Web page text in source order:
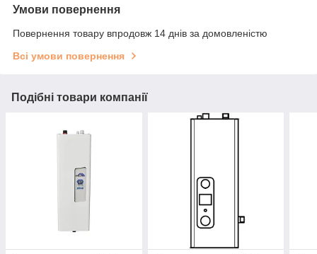
Умови повернення
Повернення товару впродовж 14 днів за домовленістю
Всі умови повернення
Подібні товари компанії